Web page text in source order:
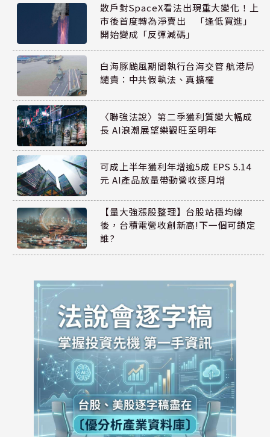
散戶對SpaceX看法出現重大變化！上
市後首度轉為淨賣出 「逢低買進」
開始變成「反彈減碼」
白海豚颱風期間執行台海交管 航港局
譴責：中共假執法、真擴權
〈聯強法說〉第二季獲利質變大幅成
長 AI浪潮展望樂觀旺至明年
可成上半年獲利年增逾5成 EPS 5.14
元 AI產品放量帶動營收逐月增
【量大強漲股整理】台股站穩均線
後，台積電營收創新高!下一個可鎖定
誰?